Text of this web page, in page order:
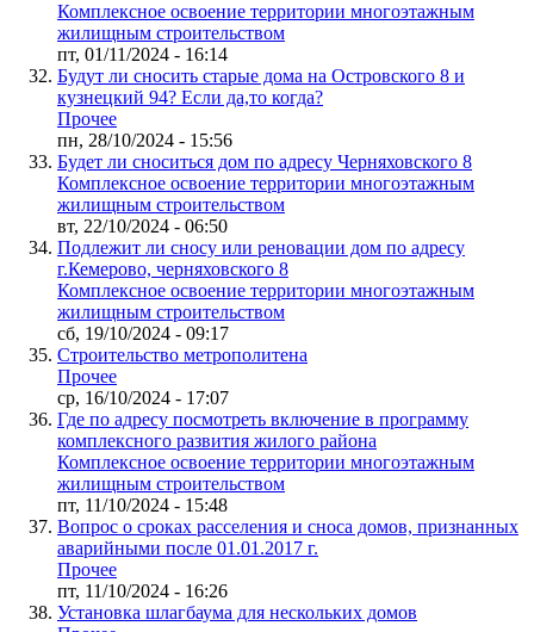
Комплексное освоение территории многоэтажным
жилищным строительством
пт, 01/11/2024 - 16:14
Будут ли сносить старые дома на Островского 8 и
кузнецкий 94? Если да,то когда?
Прочее
пн, 28/10/2024 - 15:56
Будет ли сноситься дом по адресу Черняховского 8
Комплексное освоение территории многоэтажным
жилищным строительством
вт, 22/10/2024 - 06:50
Подлежит ли сносу или реновации дом по адресу
г.Кемерово, черняховского 8
Комплексное освоение территории многоэтажным
жилищным строительством
сб, 19/10/2024 - 09:17
Строительство метрополитена
Прочее
ср, 16/10/2024 - 17:07
Где по адресу посмотреть включение в программу
комплексного развития жилого района
Комплексное освоение территории многоэтажным
жилищным строительством
пт, 11/10/2024 - 15:48
Вопрос о сроках расселения и сноса домов, признанных
аварийными после 01.01.2017 г.
Прочее
пт, 11/10/2024 - 16:26
Установка шлагбаума для нескольких домов